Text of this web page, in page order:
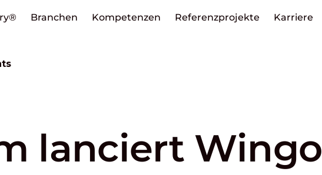
Branchen Kompetenzen Referenzprojekte Karriere
lanciert Wingo